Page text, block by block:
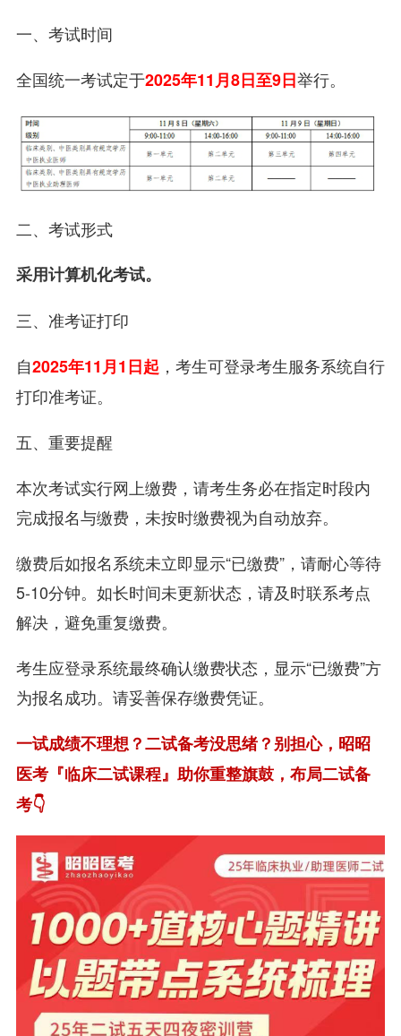
一、考试时间
全国统一考试定于2025年11月8日至9日举行。
二、考试形式
采用计算机化考试。
三、准考证打印
自2025年11月1日起 ，考生可登录考生服务系统自行
打印准考证。
五、重要提醒
本次考试实行网上缴费，请考生务必在指定时段内
完成报名与缴费，未按时缴费视为自动放弃。
缴费后如报名系统未立即显示“已缴费”，请耐心等待
5-10分钟。如长时间未更新状态，请及时联系考点
解决，避免重复缴费。
考生应登录系统最终确认缴费状态，显示“已缴费”方
为报名成功。请妥善保存缴费凭证。
一试成绩不理想？二试备考没思绪？别担心，昭昭
医考『临床二试课程』助你重整旗鼓，布局二试备
考👇